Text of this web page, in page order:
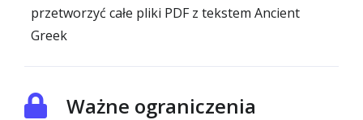
przetworzyć całe pliki PDF z tekstem Ancient
Greek
Ważne ograniczenia